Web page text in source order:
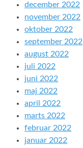
december 2022
november 2022
oktober 2022
september 2022
august 2022
juli 2022
juni 2022
maj 2022
april 2022
marts 2022
februar 2022
januar 2022